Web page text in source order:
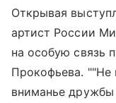
Открывая
артист России
на особую связь
Прокофьева. ""Не
вниманье